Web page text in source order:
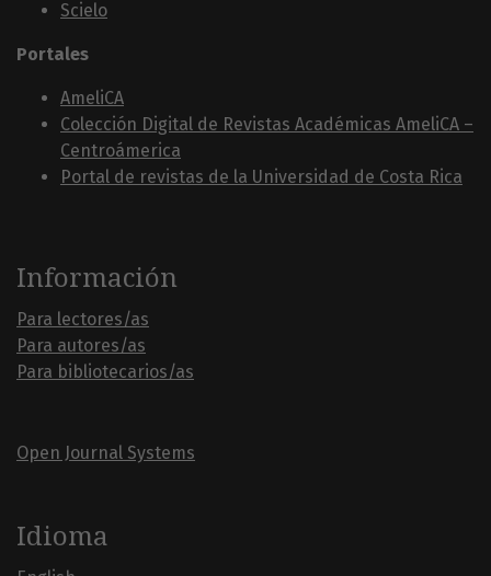
Scielo
Portales
AmeliCA
Colección Digital de Revistas Académicas AmeliCA –
Centroámerica
Portal de revistas de la Universidad de Costa Rica
Información
Para lectores/as
Para autores/as
Para bibliotecarios/as
Open Journal Systems
Idioma